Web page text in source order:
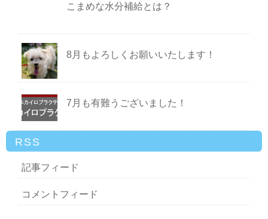
こまめな水分補給とは？
8月もよろしくお願いいたします！
7月も有難うございました！
RSS
記事フィード
コメントフィード